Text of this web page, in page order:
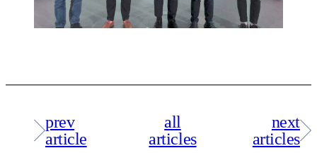
prev
article
all
articles
next
articles